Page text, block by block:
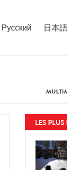
Русский 日本語
LES PLUS